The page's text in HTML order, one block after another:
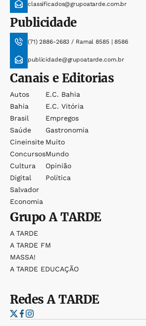
classificados@grupoatarde.com.br
Publicidade
(71) 2886-2683 / Ramal 8585 | 8586
publicidade@grupoatarde.com.br
Canais e Editorias
Autos
Bahia
Brasil
Saúde
Cineinsite
Concursos
Cultura
Digital
Salvador
Economia
E.c. Bahia
E.c. Vitória
Empregos
Gastronomia
Muito
Mundo
Opinião
Política
GrupoA TARDE
A TARDE
A TARDE FM
MASSA!
A TARDE EDUCAÇÃO
RedesA TARDE